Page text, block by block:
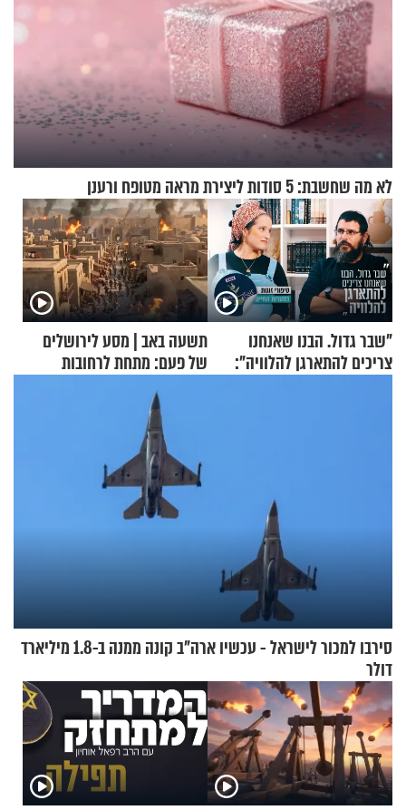
לא מה שחשבת: 5 סודות ליצירת מראה מטופח ורענן
"שבר גדול. הבנו שאנחנו
צריכים להתארגן להלוויה":
תשעה באב | מסע לירושלים
של פעם: מתחת לרחובות
סירבו למכור לישראל - עכשיו ארה"ב קונה ממנה ב-1.8 מיליארד
דולר